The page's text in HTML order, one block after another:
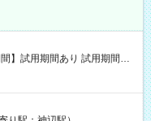
用時と同じです。